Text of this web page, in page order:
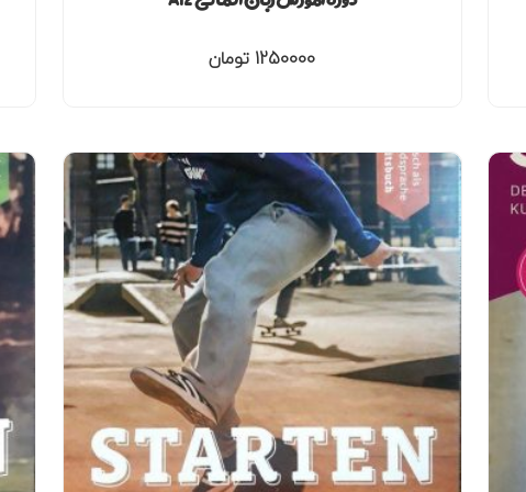
1250000 تومان